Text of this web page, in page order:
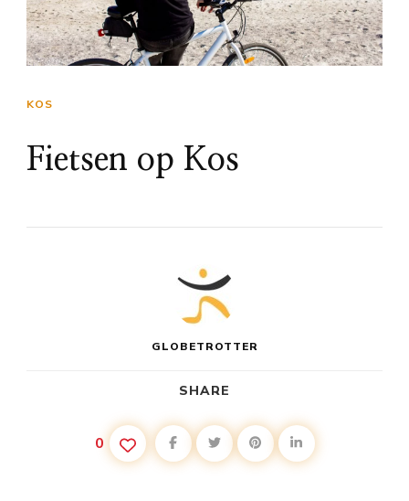
KOS
Fietsen op Kos
GLOBETROTTER
SHARE
0